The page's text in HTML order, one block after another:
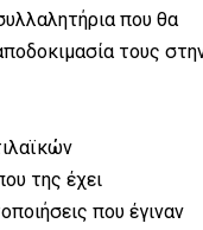
που θα
τους
της έχει
που έγιναν